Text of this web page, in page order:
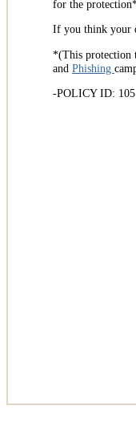
for the
If you think your
*(This protection
and Phishing
-POLICY ID: 105